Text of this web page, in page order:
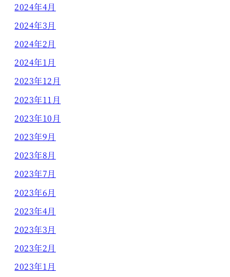
2024年4月
2024年3月
2024年2月
2024年1月
2023年12月
2023年11月
2023年10月
2023年9月
2023年8月
2023年7月
2023年6月
2023年4月
2023年3月
2023年2月
2023年1月